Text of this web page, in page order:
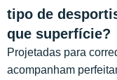
tipo de
que superfície?
Projetadas para
acompanham